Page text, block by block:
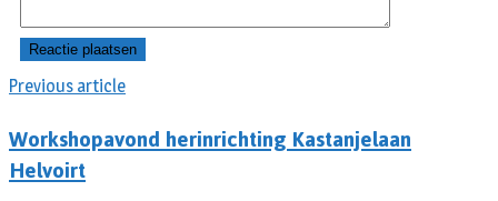
Previous article
Workshopavond herinrichting Kastanjelaan
Helvoirt